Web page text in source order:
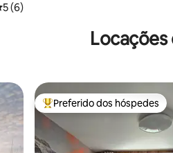
de uma avaliação média de 5, 6
5 (6)
Locações
Entre os melhores preferidos
Preferido dos hóspedes